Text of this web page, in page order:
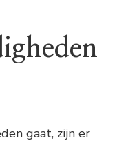
gaat, zijn er